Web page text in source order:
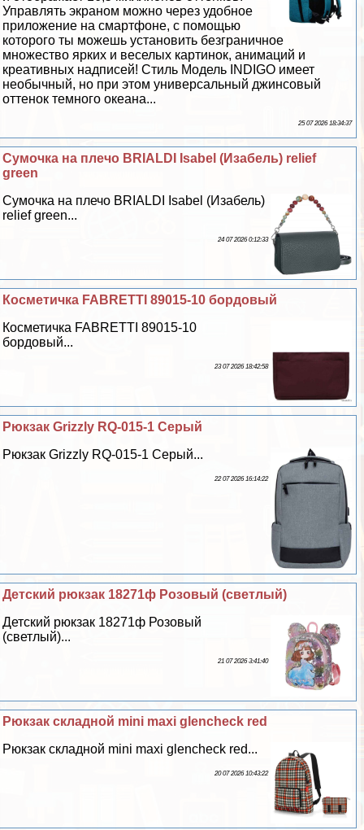
Управлять экраном можно через удобное
приложение на смартфоне, с помощью
которого ты можешь установить безграничное
множество ярких и веселых картинок, анимаций и
креативных надписей! Стиль Модель INDIGO имеет
необычный, но при этом универсальный джинсовый
оттенок темного океана...
25 07 2026 18:34:37
Сумочка на плечо BRIALDI Isabel (Изабель) relief
green
Сумочка на плечо BRIALDI Isabel (Изабель)
relief green...
24 07 2026 0:12:33
Косметичка FABRETTI 89015-10 бордовый
Косметичка FABRETTI 89015-10
бордовый...
23 07 2026 18:42:58
Рюкзак Grizzly RQ-015-1 Серый
Рюкзак Grizzly RQ-015-1 Серый...
22 07 2026 16:14:22
Детский рюкзак 18271ф Розовый (светлый)
Детский рюкзак 18271ф Розовый
(светлый)...
21 07 2026 3:41:40
Рюкзак складной mini maxi glencheck red
Рюкзак складной mini maxi glencheck red...
20 07 2026 10:43:22